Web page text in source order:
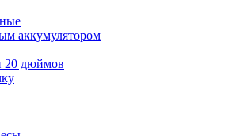
аккумулятором
20 дюймов